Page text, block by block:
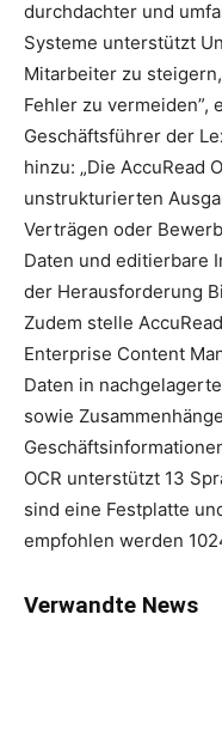
durchdachter und
Systeme unterstützt
Mitarbeiter zu
Fehler zu vermeiden”,
Geschäftsführer der
hinzu: „Die AccuRead
unstrukturierten
Verträgen oder
Daten und editierbare
der Herausforderung
Zudem stelle
Enterprise Content
Daten in
sowie
OCR unterstützt 13
sind eine Festplatte
empfohlen werden
Verwandte News